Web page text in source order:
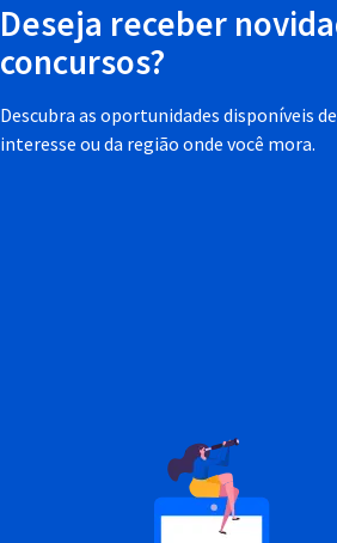
Deseja receber
concursos?
Descubra as oportunidades disponíveis
interesse ou da região onde você mora.